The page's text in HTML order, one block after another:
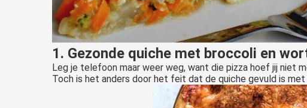
1. Gezonde quiche met broccoli en
Leg je telefoon maar weer weg, want die pizza hoef jij niet
Toch is het anders door het feit dat de quiche gevuld is